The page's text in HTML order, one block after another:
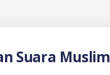
Suara Muslim